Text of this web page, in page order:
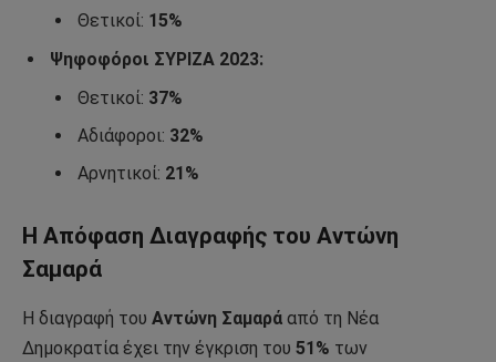
Θετικοί: 15%
Ψηφοφόροι ΣΥΡΙΖΑ 2023:
Θετικοί: 37%
Αδιάφοροι: 32%
Αρνητικοί: 21%
Η Απόφαση Διαγραφής του Αντώνη
Σαμαρά
Η διαγραφή του Αντώνη Σαμαρά από τη Νέα
Δημοκρατία έχει την έγκριση του 51% των